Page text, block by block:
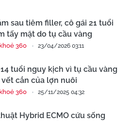
sau tiêm filler, cô gái 21 tuổi
tấy mặt do tụ cầu vàng
360 23/04/2026 03:11
tuổi nguy kịch vì tụ cầu vàng
vết cắn của lợn nuôi
360 25/11/2025 04:32
Hybrid ECMO cứu sống